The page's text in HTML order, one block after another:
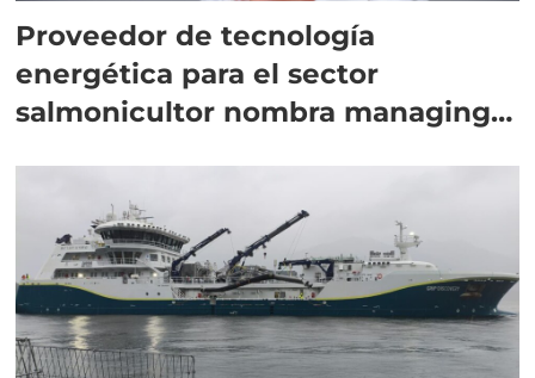
Proveedor de tecnología
energética para el sector
salmonicultor nombra managing